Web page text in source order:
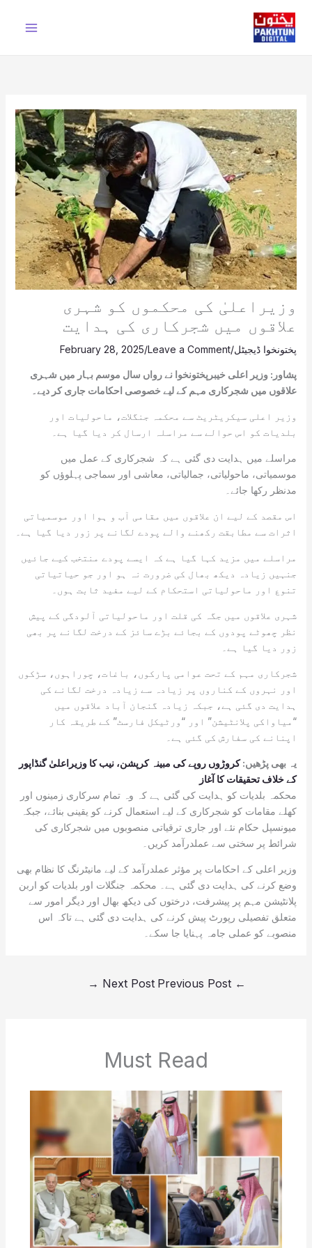
content
وزیراعلیٰ کی محکموں کو شہری
علاقوں میں شجرکاری کی ہدایت
پختونخوا ڈیجیٹل/
Leave a Comment
/
February 28, 2025
پشاور: وزیر اعلی خیبرپختونخوا نے رواں سال موسم بہار میں شہری
علاقوں میں شجرکاری مہم کے لیے خصوصی احکامات جاری کر دیے۔
وزیر اعلی سیکریٹریٹ سے محکمہ جنگلات، ماحولیات اور
بلدیات کو اس حوالے سے مراسلہ ارسال کر دیا گیا ہے۔
مراسلے میں ہدایت دی گئی ہے کہ شجرکاری کے عمل میں
موسمیاتی، ماحولیاتی، جمالیاتی، معاشی اور سماجی پہلوؤں کو
مدنظر رکھا جائے۔
اس مقصد کے لیے ان علاقوں میں مقامی آب و ہوا اور موسمیاتی
اثرات سے مطابقت رکھنے والے پودے لگانے پر زور دیا گیا ہے۔
مراسلے میں مزید کہا گیا ہے کہ ایسے پودے منتخب کیے جائیں
جنہیں زیادہ دیکھ بھال کی ضرورت نہ ہو اور جو حیاتیاتی
تنوع اور ماحولیاتی استحکام کے لیے مفید ثابت ہوں۔
شہری علاقوں میں جگہ کی قلت اور ماحولیاتی آلودگی کے پیش
نظر چھوٹے پودوں کے بجائے بڑے سائز کے درخت لگانے پر بھی
زور دیا گیا ہے۔
شجرکاری مہم کے تحت عوامی پارکوں، باغات، چوراہوں، سڑکوں
اور نہروں کے کناروں پر زیادہ سے زیادہ درخت لگانے کی
ہدایت دی گئی ہے، جبکہ زیادہ گنجان آباد علاقوں میں
“میاواکی پلانٹیشن” اور “ورٹیکل فارسٹ” کے طریقہ کار
اپنانے کی سفارش کی گئی ہے۔
یہ بھی پڑھیں:کروڑوں روپے کی مبینہ کرپشن، نیب کا وزیراعلیٰ گنڈاپور
کے خلاف تحقیقات کا آغاز
محکمہ بلدیات کو ہدایت کی گئی ہے کہ وہ تمام سرکاری زمینوں اور
کھلے مقامات کو شجرکاری کے لیے استعمال کرنے کو یقینی بنائے، جبکہ
میونسپل حکام نئے اور جاری ترقیاتی منصوبوں میں شجرکاری کی
شرائط پر سختی سے عملدرآمد کریں۔
وزیر اعلی کے احکامات پر مؤثر عملدرآمد کے لیے مانیٹرنگ کا نظام بھی
وضع کرنے کی ہدایت دی گئی ہے۔ محکمہ جنگلات اور بلدیات کو اربن
پلانٹیشن مہم پر پیشرفت، درختوں کی دیکھ بھال اور دیگر امور سے
متعلق تفصیلی رپورٹ پیش کرنے کی ہدایت دی گئی ہے تاکہ اس
منصوبے کو عملی جامہ پہنایا جا سکے۔
←
Next Post
→
Must Read